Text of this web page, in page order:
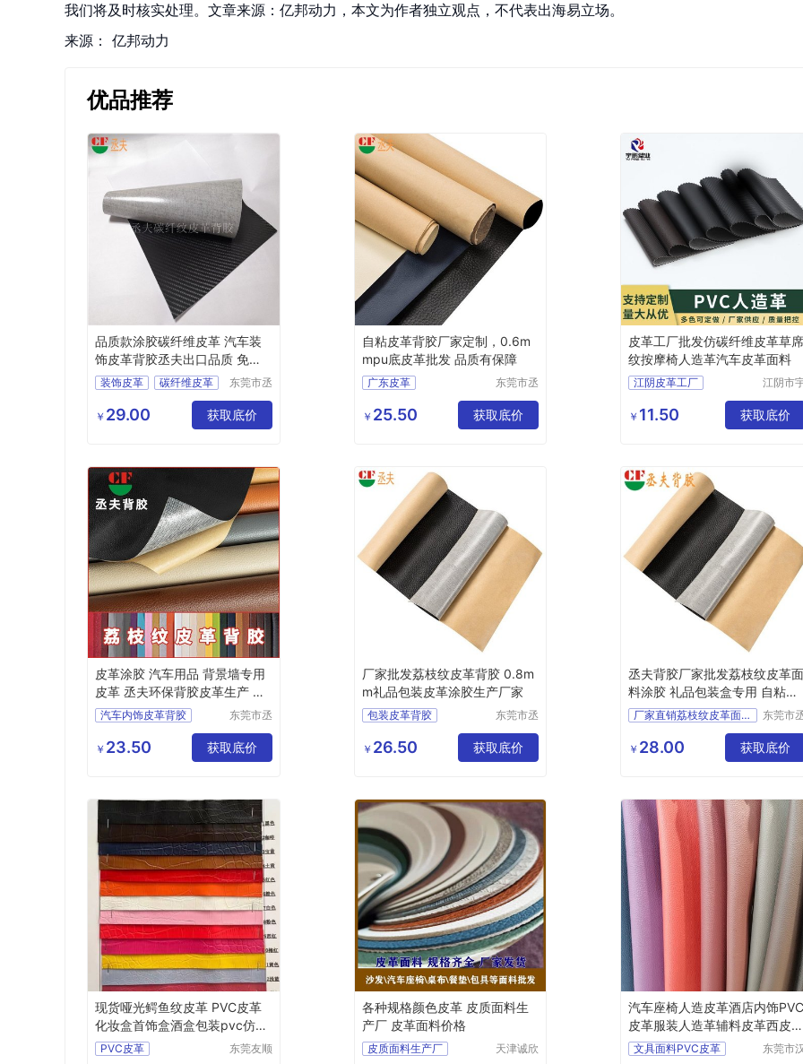
我们将及时核实处理。文章来源：亿邦动力，本文为作者独立观点，不代表出海易立场。
来源： 亿邦动力
优品推荐
品质款涂胶碳纤维皮革 汽车装
饰皮革背胶丞夫出口品质 免费
拿样
装饰皮革
碳纤维皮革
汽车装饰皮革背胶
东莞市丞
品有限公
司
￥ 29.00 获取底价
自粘皮革背胶厂家定制，0.6m
mpu底皮革批发 品质有保障
广东皮革
背胶皮革
东莞市丞
品有限公
司
￥ 25.50 获取底价
皮革工厂批发仿碳纤维皮革草
纹按摩椅人造革汽车皮革面料
江阴皮革工厂
江阴市
限公司
￥ 11.50 获取底价
皮革涂胶 汽车用品 背景墙专用
皮革 丞夫环保背胶皮革生产 厂
家批发
汽车内饰皮革背胶
定制批发
皮革上不干胶
东莞市丞
品有限公
司
￥ 23.50 获取底价
厂家批发荔枝纹皮革背胶 0.8m
m礼品包装皮革涂胶生产厂家
包装皮革背胶
直销背胶
包装背胶
东莞市丞
品有限公
司
￥ 26.50 获取底价
丞夫背胶厂家批发荔枝纹皮革
料涂胶 礼品包装盒专用 自粘皮
革加工
厂家直销荔枝纹皮革面料背胶
背胶皮革
销荔枝纹皮革面料背胶
东莞市
品有限
司
￥ 28.00 获取底价
现货哑光鳄鱼纹皮革 PVC皮革
化妆盒首饰盒酒盒包装pvc仿皮
革PVC皮革
东莞友顺
各种规格颜色皮革 皮质面料生
产厂 皮革面料价格
皮质面料生产厂
天津诚欣
汽车座椅人造皮革酒店内饰
皮革服装人造革辅料皮革西皮
一皮诚
文具面料PVC皮革
东莞市